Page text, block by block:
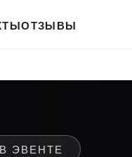
ОТЗЫВЫ